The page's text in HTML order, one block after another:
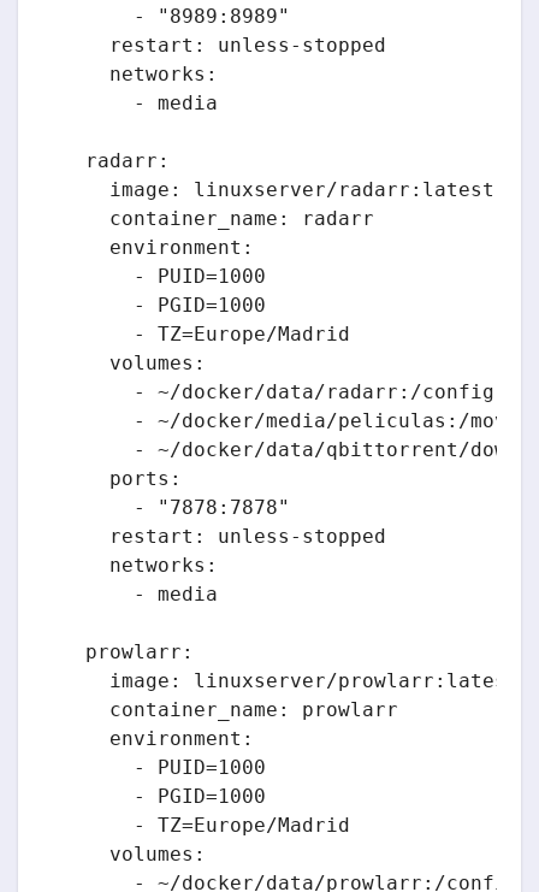
      - "8989:8989"
    restart: unless-stopped
    networks:
      - media
  radarr:
    image: linuxserver/radarr:latest
    container_name: radarr
    environment:
      - PUID=1000
      - PGID=1000
      - TZ=Europe/Madrid
    volumes:
      - ~/docker/data/radarr:/config
- ~/docker/media/peliculas:/
- ~/docker/data/qbittorrent/
    ports:
      - "7878:7878"
    restart: unless-stopped
    networks:
      - media
  prowlarr:
    image: linuxserver/prowlarr:latest
    container_name: prowlarr
    environment:
      - PUID=1000
      - PGID=1000
      - TZ=Europe/Madrid
    volumes:
      - ~/docker/data/prowlarr:/config